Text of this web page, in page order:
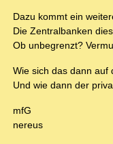
Dazu kommt ein
Die Zentralbanken
Ob unbegrenzt?
Wie sich das dann auf
Und wie dann der
mfG
nereus